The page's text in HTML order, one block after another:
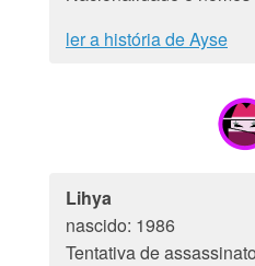
ler a história de Ayse
Lihya
nascido: 1986
Tentativa de